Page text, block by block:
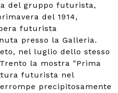
del gruppo futurista,
del 1914,
futurista
presso la Galleria.
nel luglio dello stesso
la mostra "Prima
futurista nel
precipitosamente